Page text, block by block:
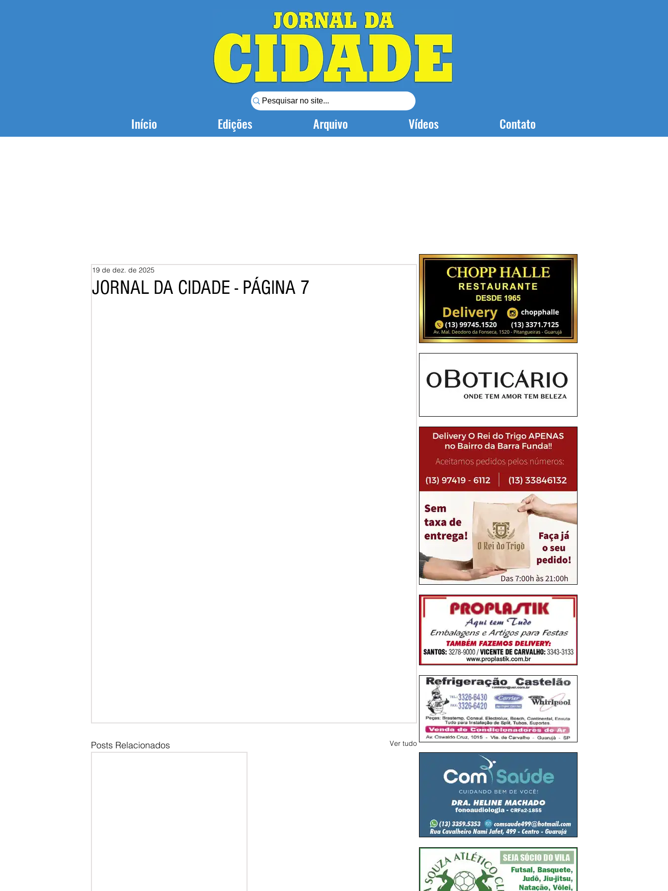
Início Edições Arquivo Vídeos Contato
JORNAL DA CIDADE - PÁGINA 7
19 de dez. de 2025
Posts Relacionados Ver tudo